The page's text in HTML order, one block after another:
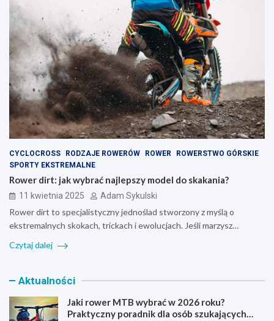
CYCLOCROSS RODZAJE ROWERÓW ROWER
ROWERSTWO GÓRSKIE
SPORTY EKSTREMALNE
Rower dirt: jak wybrać najlepszy model do skakania?
11 kwietnia 2025 Adam Sykulski
Rower dirt to specjalistyczny jednoślad stworzony z myślą o
ekstremalnych skokach, trickach i ewolucjach. Jeśli marzysz…
Czytaj dalej
Aktualności
Jaki rower MTB wybrać w 2026 roku?
Praktyczny poradnik dla osób szukających